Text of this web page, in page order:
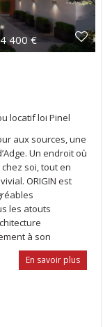
400 €
locatif loi Pinel
aux sources, une
Un endroit où
soi, tout en
ORIGIN est
les atouts
à son
En savoir plus